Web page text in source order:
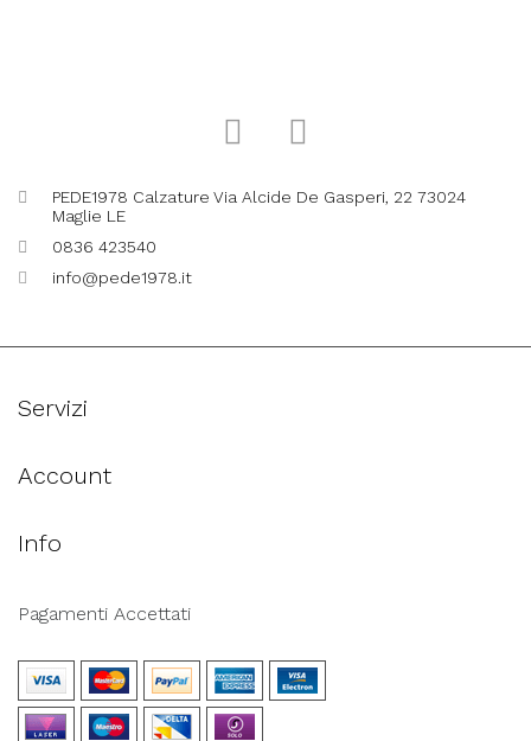
PEDE1978 Calzature Via Alcide De Gasperi, 22 73024
Maglie LE
0836 423540
info@pede1978.it
Servizi
Account
Info
Pagamenti Accettati